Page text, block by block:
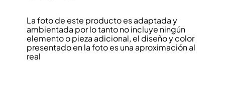
La foto de este producto es adaptada y
ambientada por lo tanto no incluye ningún
elemento o pieza adicional, el diseño y color
presentado en la foto es una aproximación al
real